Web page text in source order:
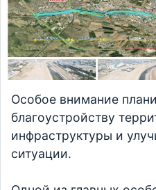
Особое внимание
благоустройству
инфраструктуры и
ситуации.